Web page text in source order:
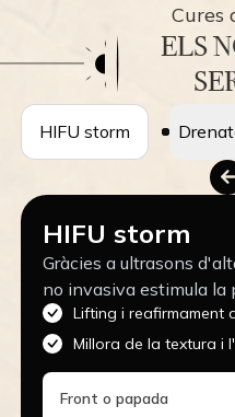
Cures
ELS
HIFU storm
HIFU storm
Gràcies a ultrasons
no invasiva estimula la
Lifting i reafirmament
Millora de la textura i
Front o papada